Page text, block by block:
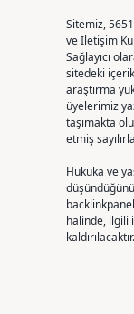
Sitemiz,
ve İletişim
Sağlayıcı
sitedeki
araştırma
üyelerimiz
taşımakta
etmiş
Hukuka ve
halinde, ilgili
kaldırılacaktır.